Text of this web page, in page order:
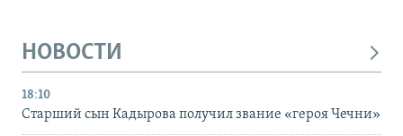
НОВОСТИ
18:10
Старший сын Кадырова получил звание «героя Чечни»